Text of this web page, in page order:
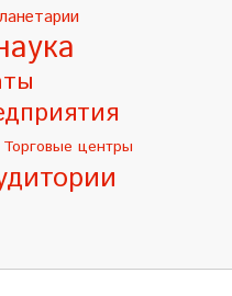
Торговые центры